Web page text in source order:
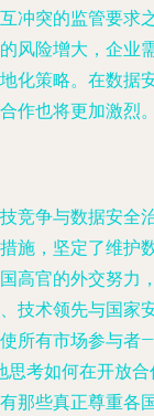
冲突的监管要求
风险增大，企业
化策略。在数据
作也将更加激烈。
竞争与数据安全
施，坚定了维护
高官的外交努力
技术领先与国家
所有市场参与者
考如何在开放
那些真正尊重各